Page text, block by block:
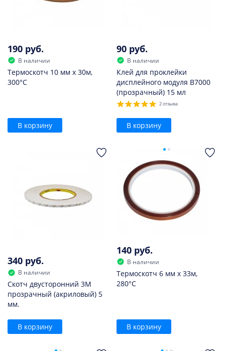
190 руб.
В наличии
Термоскотч 10 мм х 30м,
300°С
В корзину
90 руб.
В наличии
Клей для проклейки
дисплейного модуля B7000
(прозрачный) 15 мл
2 отзыва
В корзину
340 руб.
В наличии
Скотч двусторонний 3M
прозрачный (акриловый) 5
мм.
В корзину
140 руб.
В наличии
Термоскотч 6 мм х 33м,
280°С
В корзину